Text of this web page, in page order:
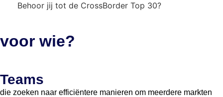
Behoor jij tot de CrossBorder Top 30?
voor wie?
Teams
die zoeken naar efficiëntere manieren om meerdere markten